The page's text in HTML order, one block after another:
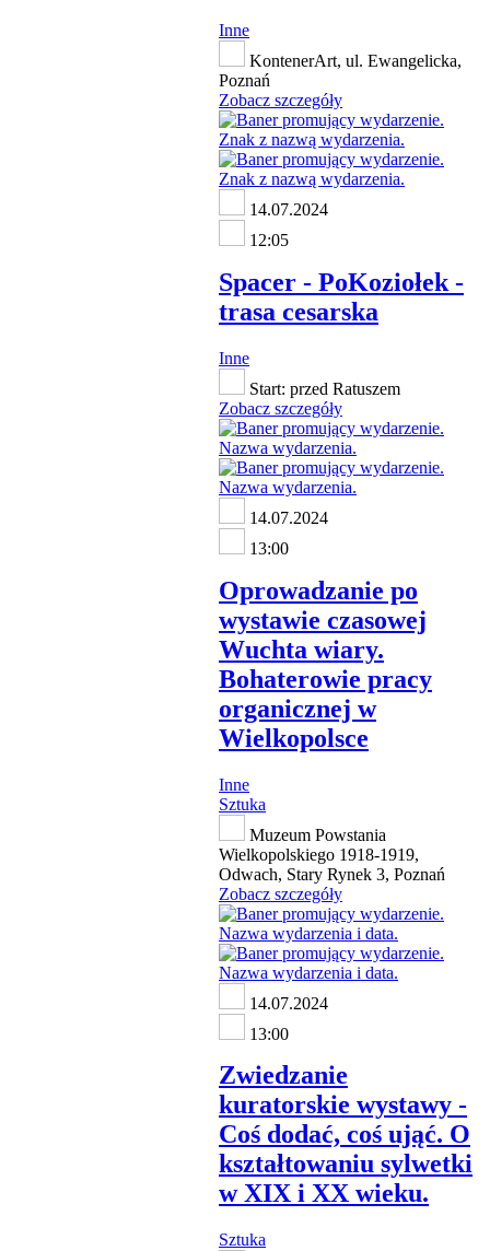
Inne
KontenerArt, ul. Ewangelicka,
Poznań
Zobacz szczegóły
14.07.2024
12:05
Spacer - PoKoziołek -
trasa cesarska
Inne
Start: przed Ratuszem
Zobacz szczegóły
14.07.2024
13:00
Oprowadzanie po
wystawie czasowej
Wuchta wiary.
Bohaterowie pracy
organicznej w
Wielkopolsce
Inne
Sztuka
Muzeum Powstania
Wielkopolskiego 1918-1919,
Odwach, Stary Rynek 3, Poznań
Zobacz szczegóły
14.07.2024
13:00
Zwiedzanie
kuratorskie wystawy -
Coś dodać, coś ująć. O
kształtowaniu sylwetki
w XIX i XX wieku.
Sztuka